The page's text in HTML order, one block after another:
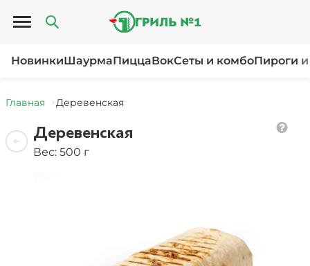
Открыть меню
НовинкиШаурмаПиццаВокСеты и комбоПироги
Главная Деревенская
Деревенская
Вес: 500 г